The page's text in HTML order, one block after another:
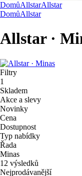
DomůAllstarAllstar
DomůAllstar
Allstar ·
Filtry
1
Skladem
Akce a slevy
Novinky
Cena
Dostupnost
Typ nabídky
Řada
Minas
12 výsledků
Nejprodávanější